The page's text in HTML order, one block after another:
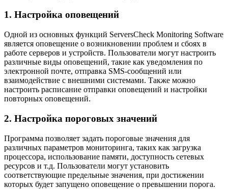
1. Настройка оповещений
Одной из основных функций ServersCheck Monitoring Software
является оповещение о возникновении проблем и сбоях в
работе серверов и устройств. Пользователи могут настроить
различные виды оповещений, такие как уведомления по
электронной почте, отправка SMS-сообщений или
взаимодействие с внешними системами. Также можно
настроить расписание отправки оповещений и настройки
повторных оповещений.
2. Настройка пороговых значений
Программа позволяет задать пороговые значения для
различных параметров мониторинга, таких как загрузка
процессора, использование памяти, доступность сетевых
ресурсов и т.д. Пользователи могут установить
соответствующие предельные значения, при достижении
которых будет запущено оповещение о превышении порога.